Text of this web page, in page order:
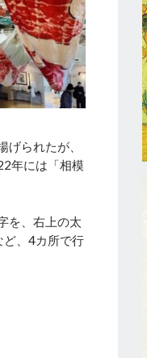
られたが、
年には「相模
を、右上の太
ど、4カ所で行